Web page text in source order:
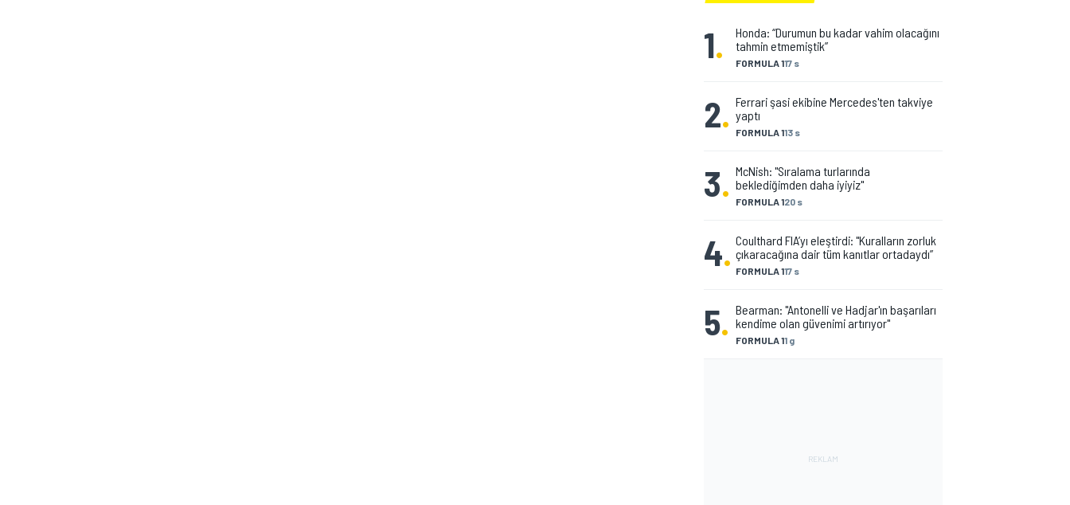
1. FORMULA 117 s
Honda: “Durumun bu kadar vahim olacağını
tahmin etmemiştik”
2. FORMULA 113 s
Ferrari şasi ekibine Mercedes'ten takviye
yaptı
3. FORMULA 120 s
McNish: "Sıralama turlarında
beklediğimden daha iyiyiz"
4. FORMULA 117 s
Coulthard FIA’yı eleştirdi: "Kuralların zorluk
çıkaracağına dair tüm kanıtlar ortadaydı”
5. FORMULA 11 g
Bearman: "Antonelli ve Hadjar'ın başarıları
kendime olan güvenimi artırıyor"